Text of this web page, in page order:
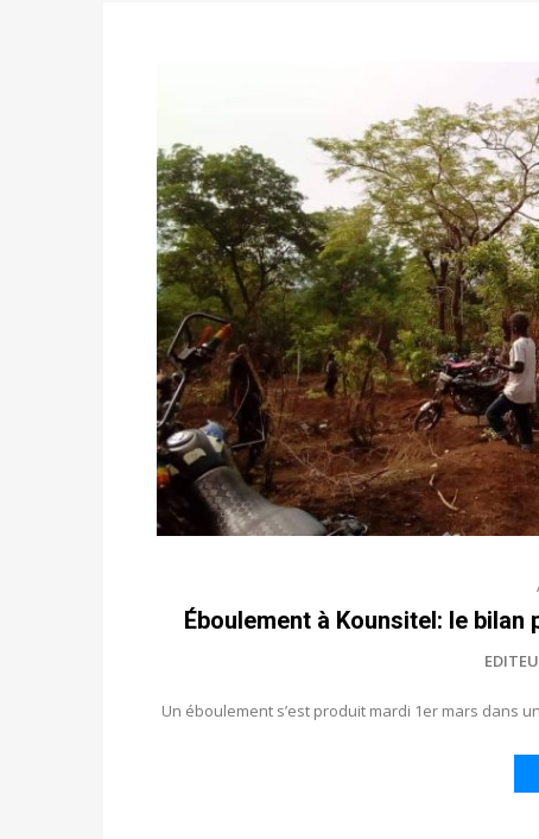
Proclamation des résultats
statistiques des législatives et communales
Politique-Suite de la publication des
ce 03 juin à 14h
Politique- Suite de la publication des
– mardi 02 juin à 17h
Éboulement à Kounsitel: le
Un éboulement s’est produit mardi 1er mars dans